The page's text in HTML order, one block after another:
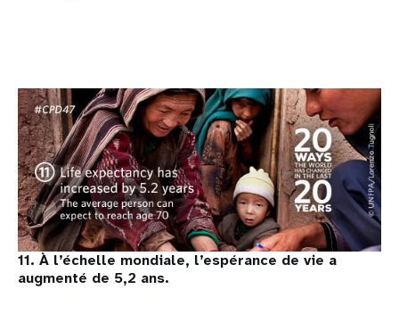
11. À l’échelle mondiale, l’espérance de vie a
augmenté de 5,2 ans.